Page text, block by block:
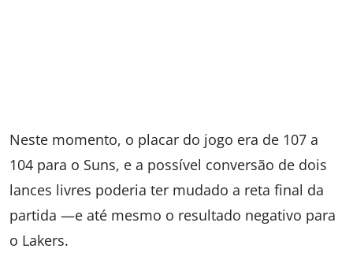
Neste momento, o placar do jogo era de 107 a
104 para o Suns, e a possível conversão de dois
lances livres poderia ter mudado a reta final da
partida —e até mesmo o resultado negativo para
o Lakers.